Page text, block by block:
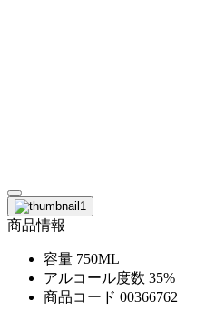
商品情報
容量 750ML
アルコール度数 35%
商品コード 00366762